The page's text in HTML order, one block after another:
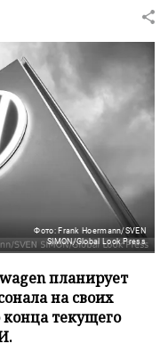
Фото: Frank Hoermann/SVEN
SIMON/Global Look Press
планирует
на своих
текущего